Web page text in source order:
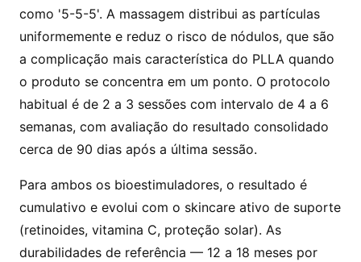
como '5-5-5'. A massagem distribui as partículas
uniformemente e reduz o risco de nódulos, que são
a complicação mais característica do PLLA quando
o produto se concentra em um ponto. O protocolo
habitual é de 2 a 3 sessões com intervalo de 4 a 6
semanas, com avaliação do resultado consolidado
cerca de 90 dias após a última sessão.
Para ambos os bioestimuladores, o resultado é
cumulativo e evolui com o skincare ativo de suporte
(retinoides, vitamina C, proteção solar). As
durabilidades de referência — 12 a 18 meses por